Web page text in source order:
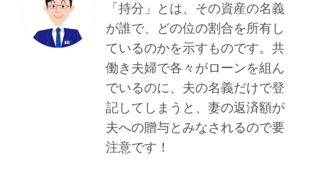
「持分」とは、その資産の名義
が誰で、どの位の割合を所有し
ているのかを示すものです。共
働き夫婦で各々がローンを組ん
でいるのに、夫の名義だけで登
記してしまうと、妻の返済額が
夫への贈与とみなされるので要
注意です！